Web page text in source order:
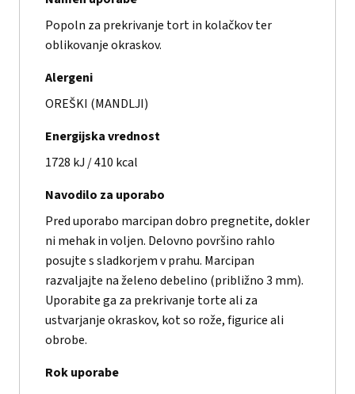
Popoln za prekrivanje tort in kolačkov ter
oblikovanje okraskov.
Alergeni
OREŠKI (MANDLJI)
Energijska vrednost
1728 kJ / 410 kcal
Navodilo za uporabo
Pred uporabo marcipan dobro pregnetite, dokler
ni mehak in voljen. Delovno površino rahlo
posujte s sladkorjem v prahu. Marcipan
razvaljajte na želeno debelino (približno 3 mm).
Uporabite ga za prekrivanje torte ali za
ustvarjanje okraskov, kot so rože, figurice ali
obrobe.
Rok uporabe